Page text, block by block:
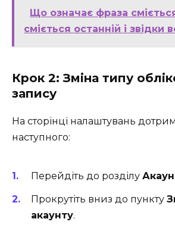
Що означає фраза
сміється останній і звідки
Крок 2: Зміна типу
запису
На сторінці налаштувань
наступного:
Перейдіть до розділу
Прокрутіть вниз до пункту
акаунту.